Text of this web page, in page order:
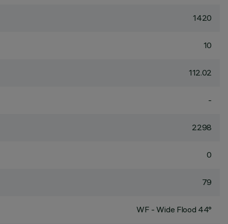
1420
10
112.02
-
2298
0
79
WF - Wide Flood 44°